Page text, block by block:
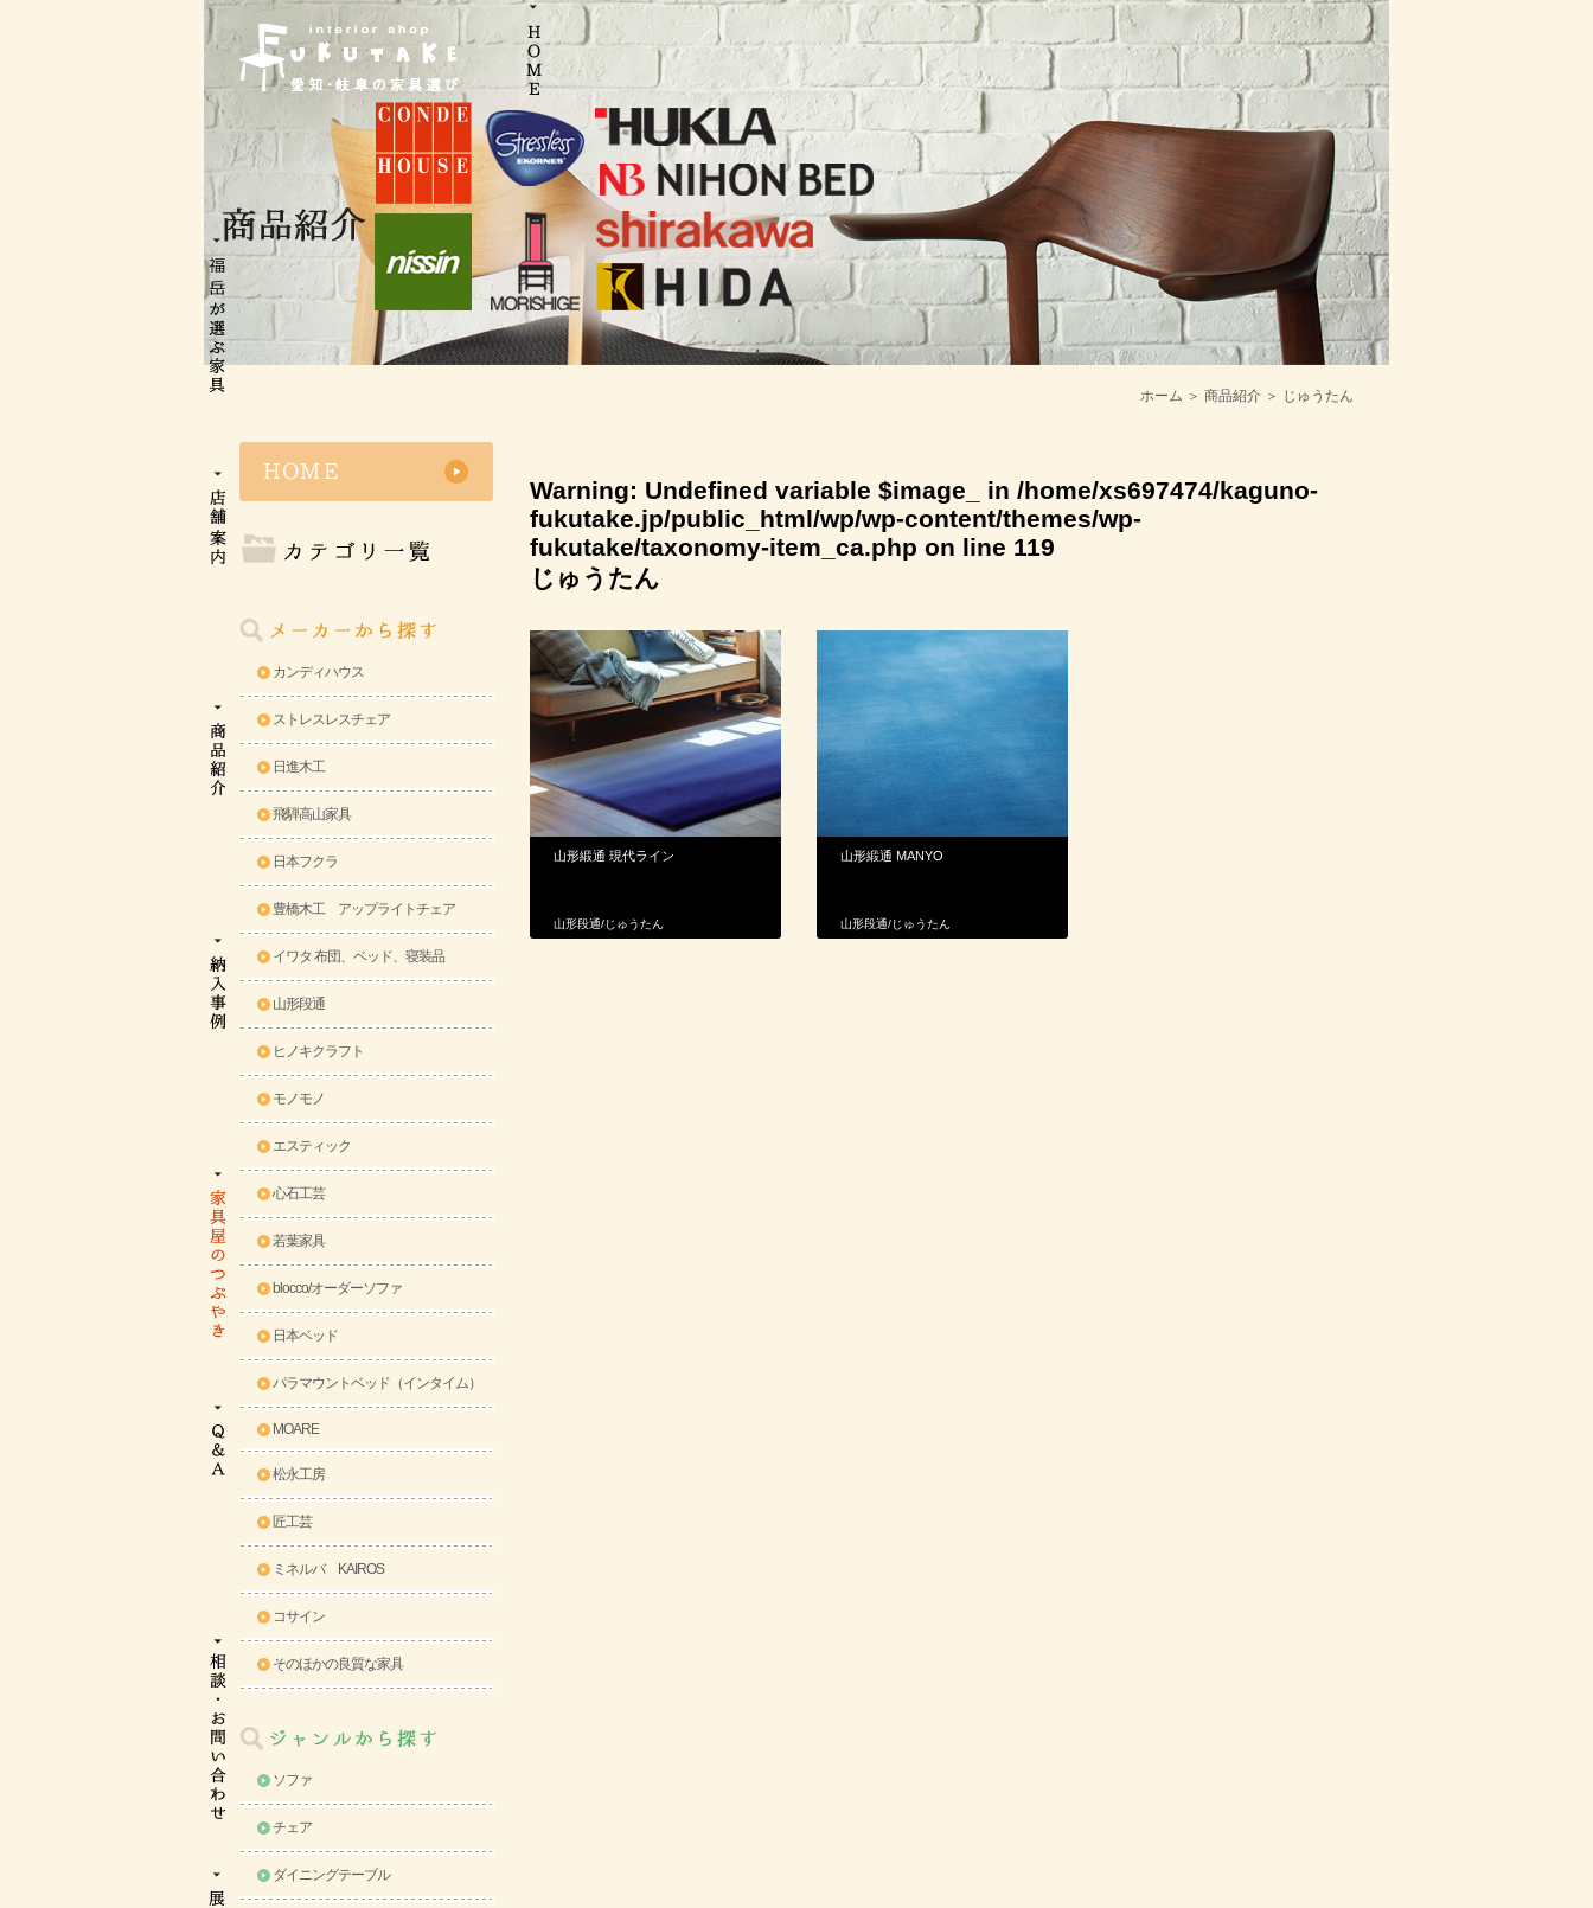
ホーム ＞ 商品紹介 ＞ じゅうたん
Warning: Undefined variable $image_ in /home/xs697474/kaguno-
fukutake.jp/public_html/wp/wp-content/themes/wp-
fukutake/taxonomy-item_ca.php on line 119
じゅうたん
山形緞通 現代ライン
山形段通/じゅうたん
山形緞通 MANYO
山形段通/じゅうたん
カンディハウス
ストレスレスチェア
日進木工
飛騨高山家具
日本フクラ
豊橋木工 アップライトチェア
イワタ 布団、ベッド、寝装品
山形段通
ヒノキクラフト
モノモノ
エスティック
心石工芸
若葉家具
blocco/オーダーソファ
日本ベッド
パラマウントベッド（インタイム）
MOARE
松永工房
匠工芸
ミネルバ KAIROS
コサイン
そのほかの良質な家具
ソファ
チェア
ダイニングテーブル